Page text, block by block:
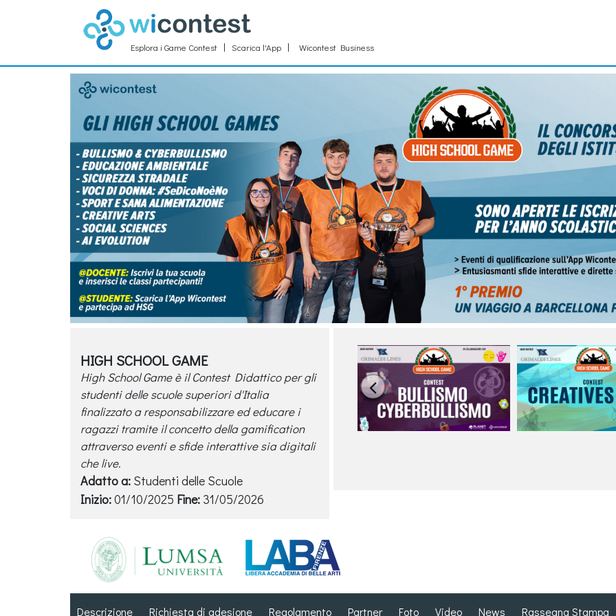
Esplora i Game Contest Scarica l'App Wicontest Business
HIGH SCHOOL GAME
High School Game è il Contest Didattico per gli
studenti delle scuole superiori d'Italia
finalizzato a responsabilizzare ed educare i
ragazzi tramite il concetto della gamification
attraverso eventi e sfide interattive sia digitali
che live.
Adatto a: Studenti delle Scuole
Inizio:01/10/2025 Fine: 31/05/2026

Descrizione Richiesta di adesione Regolamento Partner Foto Video News Rassegna Stampa